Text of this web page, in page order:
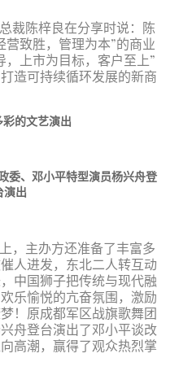
裁陈梓良在分享时说：陈
营致胜，管理为本”的商业
上市为目标，客户至上”
造可持续循环发展的新商
的文艺演出
委、邓小平特型演员杨兴舟登
演出
，主办方还准备了丰富多
人进发，东北二人转互动
中国狮子把传统与现代融
乐愉悦的亢奋氛围，激励
！原成都军区战旗歌舞团
舟登台演出了邓小平谈改
高潮，赢得了观众热烈掌